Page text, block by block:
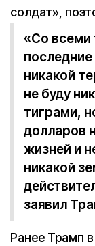
солдат»,
«Со
последние
никакой
не буду
тиграми,
долларов
жизней и
никакой
заявил
Ранее Трамп